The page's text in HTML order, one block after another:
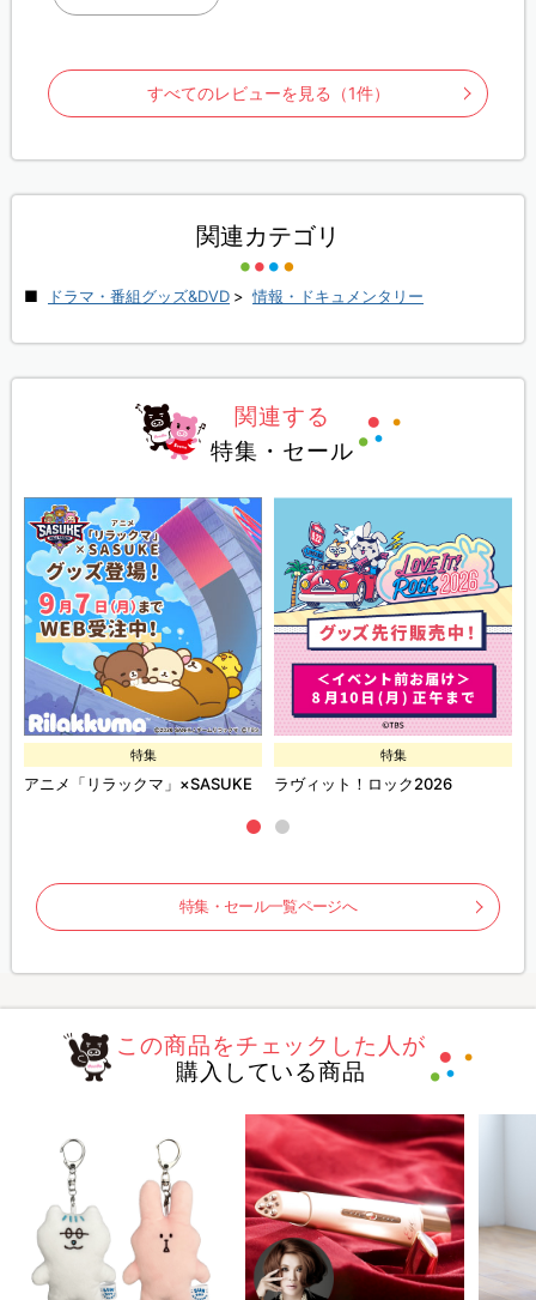
すべてのレビューを見る（1件）
関連カテゴリ
ドラマ・番組グッズ&DVD > 情報・ドキュメンタリー
関連する
特集・セール
特集
アニメ「リラックマ」×SASUKE
特集
ラヴィット！ロック2026
特集・セール一覧ページへ
この商品をチェックした人が
購入している商品